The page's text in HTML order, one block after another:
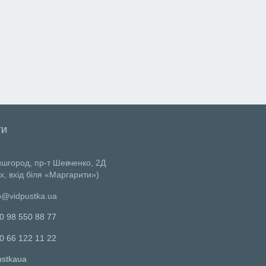
пр-т Шевченко, 2Д
вхід біля «Маргарити»)
98 550 88 77
66 122 11 22